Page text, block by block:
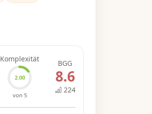
Komplexität
2.00
von 5
BGG
8.6
224